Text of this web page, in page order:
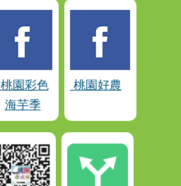
桃園彩色
海芋季
桃園好農